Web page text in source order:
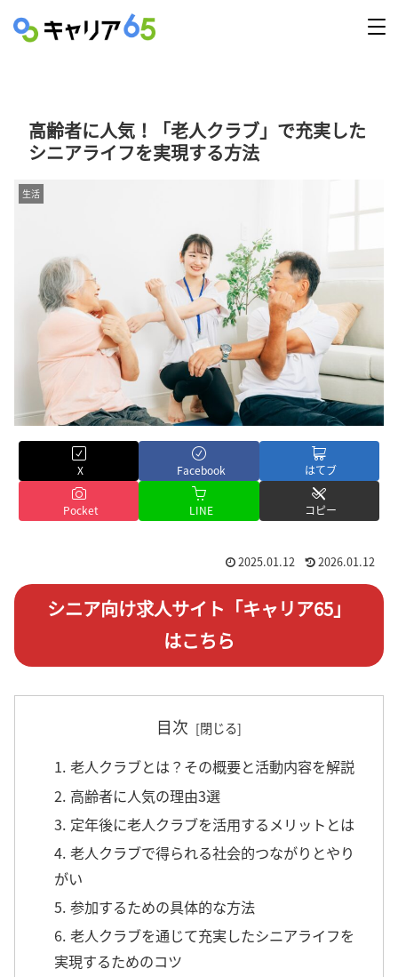
高齢者に人気！「老人クラブ」で充実した
シニアライフを実現する方法
生活
X Facebook はてブ
Pocket LINE コピー
2025.01.12 2026.01.12
シニア向け求人サイト「キャリア65」
はこちら
目次
1. 老人クラブとは？その概要と活動内容を解説
2. 高齢者に人気の理由3選
3. 定年後に老人クラブを活用するメリットとは
4. 老人クラブで得られる社会的つながりとやり
がい
5. 参加するための具体的な方法
6. 老人クラブを通じて充実したシニアライフを
実現するためのコツ